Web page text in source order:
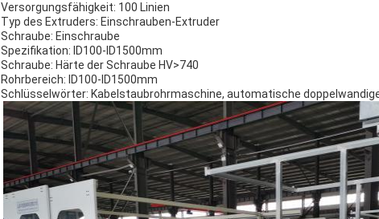
Versorgungsfähigkeit: 100 Linien
Typ des Extruders: Einschrauben-Extruder
Schraube: Einschraube
Spezifikation: ID100-ID1500mm
Schraube: Härte der Schraube HV>740
Rohrbereich: ID100-ID1500mm
Schlüsselwörter: Kabelstaubrohrmaschine, automatische